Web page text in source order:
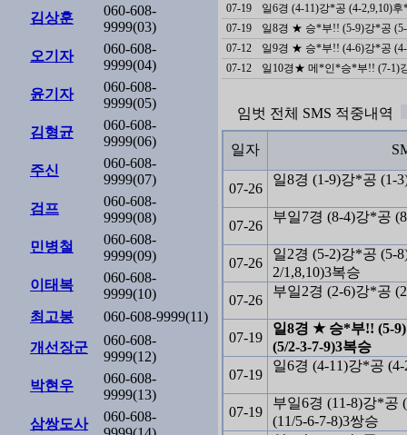
김상훈
060-608-
9999(03)
오기자
060-608-
9999(04)
윤기자
060-608-
9999(05)
김형균
060-608-
9999(06)
주신
060-608-
9999(07)
검프
060-608-
9999(08)
민병철
060-608-
9999(09)
이태복
060-608-
9999(10)
최고봉
060-608-9999(11)
개선장군
060-608-
9999(12)
박현우
060-608-
9999(13)
삼쌍도사
060-608-
07-19
일6경 (4-11)강*공 (4-2,9,10)
07-19
07-12
일9경 ★ 승*부!! (4-6)강*공
07-12
임벗 전체 SMS 적중내역
일자
07-26
일8경 (1-9)강*공 (1-
07-26
부일7경 (8-4)강*공
07-26
일2경 (5-2)강*공 (5-
2/1,8,10)3복승
07-26
부일2경 (2-6)강*공
07-19
일8경 ★ 승*부!! (5-
(5/2-3-7-9)3복승
07-19
일6경 (4-11)강*공
07-19
부일6경 (11-8)강*공
(11/5-6-7-8)3쌍승